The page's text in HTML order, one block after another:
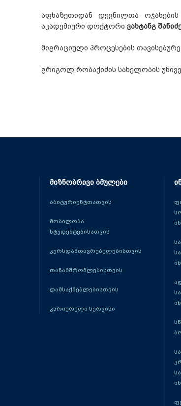
აფხაზეთიდან დევნილთა
აკადემიური დოქტორი ვახტანგ
მიგრაციული პროცესების
გრიგოლ რობაქიძის სახელობის
მიზნობრივი ბმულები
აბიტურიენტთათვის
მობილობა
სტუდენტებისათვის
კურსდამთავრებულებისთვის
თანამშრომლებისთვის
დამსაქმებლებისთვის
კარიერული სერვისი